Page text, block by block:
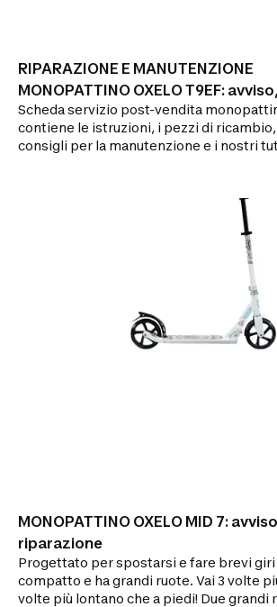
RIPARAZIONE E MANUTENZIONE
MONOPATTINO OXELO T9EF: avviso,
riparazione
Scheda servizio post-vendita
contiene le istruzioni, i pezzi di
consigli per la manutenzione e i nostri
MONOPATTINO OXELO MID 7:
riparazione
Progettato per spostarsi e fare brevi giri
compatto e ha grandi ruote. Vai 3 volte
volte più lontano che a piedi! Due grandi